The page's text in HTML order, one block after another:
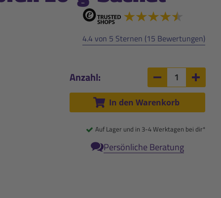
4.4 von 5 Sternen (15 Bewertungen)
Anzahl: Anzahl um 1
In den Warenkorb
Auf Lager und in 3-4 Werktagen bei dir*
Persönliche Beratung